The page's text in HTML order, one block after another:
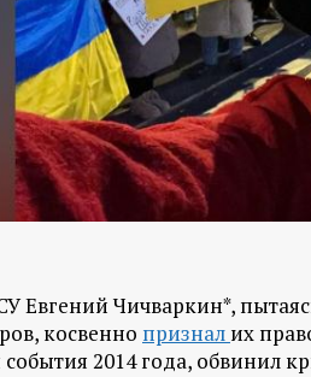
Евгений Чичваркин*,
косвенно признал их
2014 года, обвинил